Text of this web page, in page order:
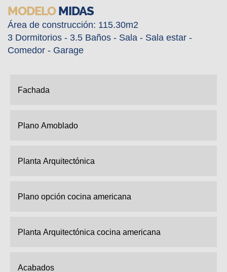
MODELOMIDAS
Área de construcción: 115.30m2
3 Dormitorios - 3.5 Baños - Sala - Sala estar -
Comedor - Garage
Fachada
Plano Amoblado
Planta Arquitectónica
Plano opción cocina americana
Planta Arquitectónica cocina americana
Acabados